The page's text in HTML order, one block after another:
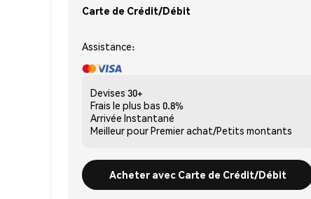
Carte de Crédit/Débit
Assistance:
Devises 30+
Frais le plus bas 0.8%
Arrivée Instantané
Meilleur pourPremier achat/Petits montants
Acheter avec Carte de Crédit/Débit